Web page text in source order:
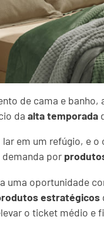
de cama e
da alta temporada
lar em um refúgio, e
por
uma oportunidade
estratégicos
o ticket médio e